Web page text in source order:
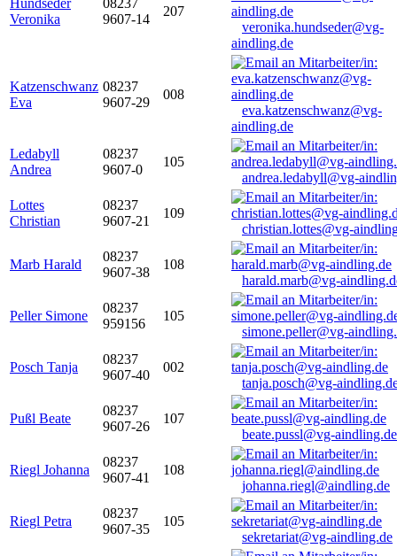
Hundseder
Veronika
08237
9607-14
207
veronika.hundseder@vg-
aindling.de
Katzenschwanz
Eva
08237
9607-29
008
eva.katzenschwanz@vg-
aindling.de
Ledabyll
Andrea
08237
9607-0
105
andrea.ledabyll@vg-
Lottes
Christian
08237
9607-21
109
christian.lottes@vg-
Marb Harald
08237
9607-38
108
harald.marb@vg-
Peller Simone
08237
959156
105
simone.peller@vg-
Posch Tanja
08237
9607-40
002
tanja.posch@vg-
Pußl Beate
08237
9607-26
107
beate.pussl@vg-aindling.de
Riegl Johanna
08237
9607-41
108
johanna.riegl@aindling.de
Riegl Petra
08237
9607-35
105
sekretariat@vg-aindling.de